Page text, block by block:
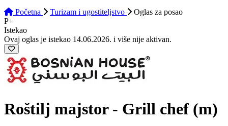
Početna
Turizam i ugostiteljstvo Oglas za posao
P+
Istekao
Ovaj oglas je istekao 14.06.2026. i više nije aktivan.
Roštilj majstor - Grill chef (m)